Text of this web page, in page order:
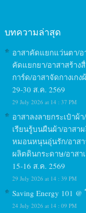
บทความล่าสุด
อาสาคัดแยกแว่นตา/
คัดแยกยา/อาสาสร้าง
การ์ด/อาสาจัดกางเก
29-30 ส.ค. 2569
29 July 2026 at 14 : 37 PM
อาสาลงลายกระเป๋าผ้
เรียนรู้บนผืนผ้า/อาส
หมอนหนุนอุ่นรัก/อาสา
ผลิตดินกระดาษ/อาสา
15-16 ส.ค. 2569
29 July 2026 at 14 : 39 PM
Saving Energy 101
24 July 2026 at 14 : 09 PM